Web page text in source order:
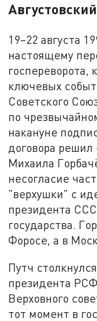
19–22 августа
настоящему
госпереворота,
ключевых
Советского
по
накануне
договора решил
Михаила
несогласие
"верхушки" с
президента
государства.
Форосе, а в
Путч
президента
Верховного
тот момент в